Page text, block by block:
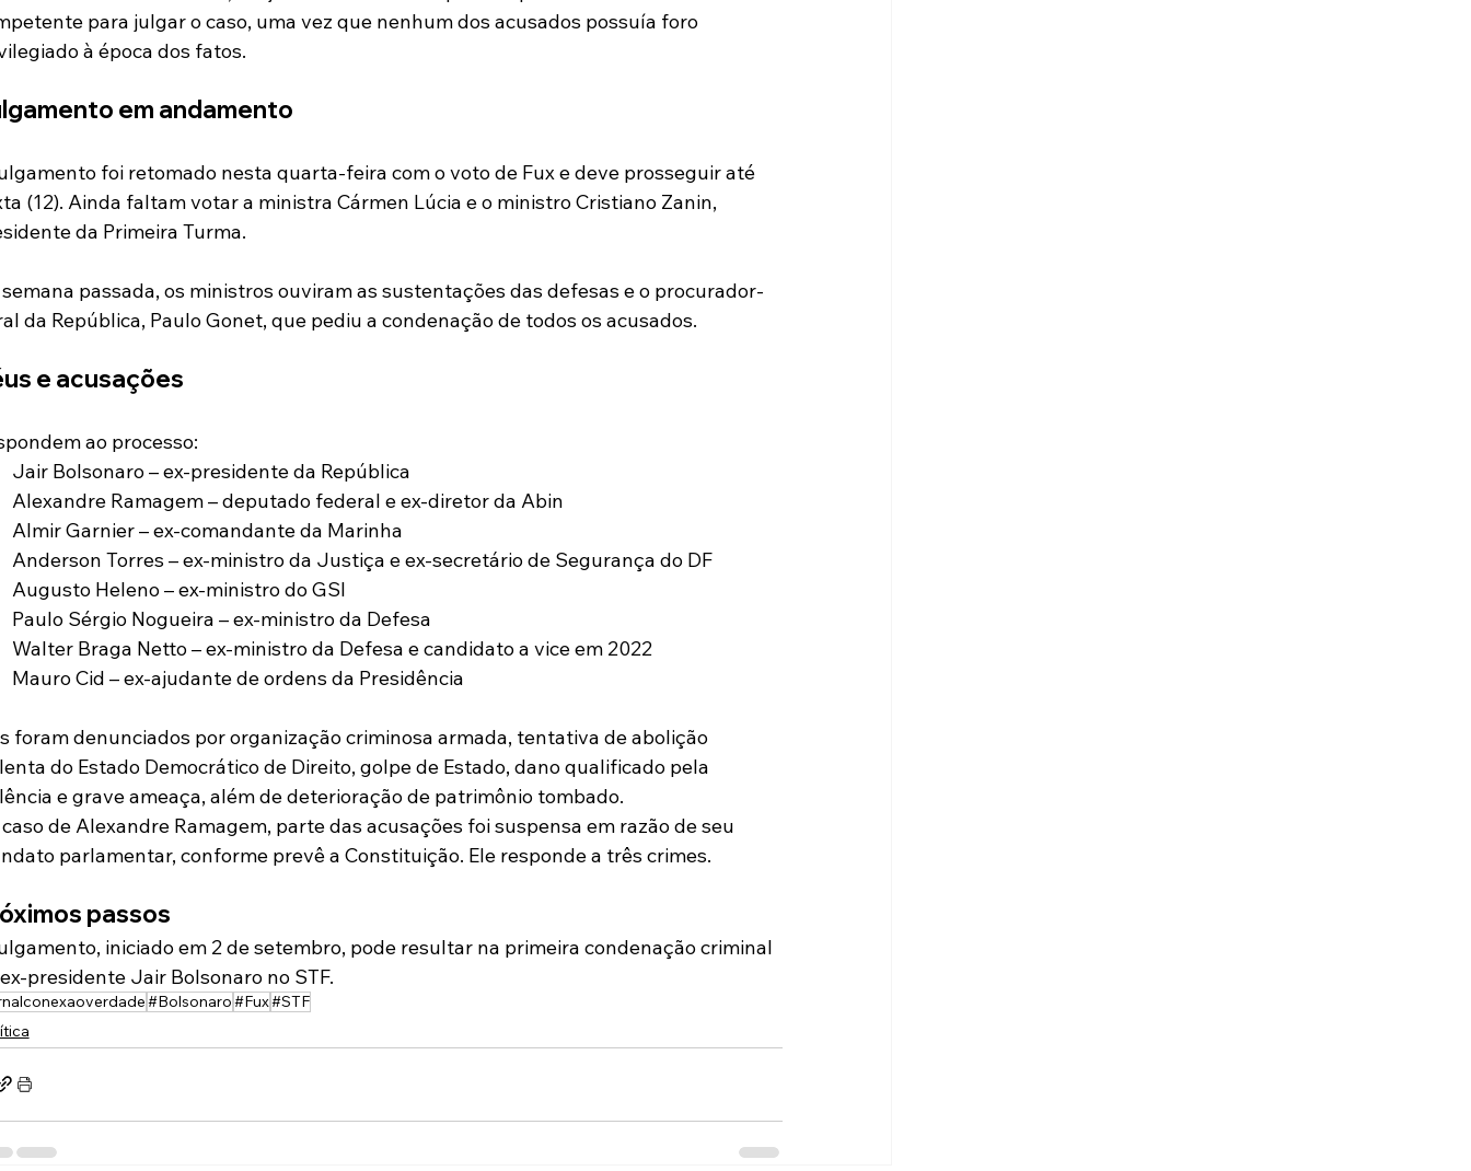
para julgar o caso, uma vez que nenhum dos acusados possuía foro
à época dos fatos.
em andamento
foi retomado nesta quarta-feira com o voto de Fux e deve prosseguir até
(12). Ainda faltam votar a ministra Cármen Lúcia e o ministro Cristiano Zanin,
da Primeira Turma.
passada, os ministros ouviram as sustentações das defesas e o procurador-
da República, Paulo Gonet, que pediu a condenação de todos os acusados.
e acusações
ao processo:
Jair Bolsonaro – ex-presidente da República
Alexandre Ramagem – deputado federal e ex-diretor da Abin
Almir Garnier – ex-comandante da Marinha
Anderson Torres – ex-ministro da Justiça e ex-secretário de Segurança do DF
Augusto Heleno – ex-ministro do GSI
Paulo Sérgio Nogueira – ex-ministro da Defesa
Walter Braga Netto – ex-ministro da Defesa e candidato a vice em 2022
Mauro Cid – ex-ajudante de ordens da Presidência
foram denunciados por organização criminosa armada, tentativa de abolição
do Estado Democrático de Direito, golpe de Estado, dano qualificado pela
e grave ameaça, além de deterioração de patrimônio tombado.
de Alexandre Ramagem, parte das acusações foi suspensa em razão de seu
parlamentar, conforme prevê a Constituição. Ele responde a três crimes.
passos
iniciado em 2 de setembro, pode resultar na primeira condenação criminal
presidente Jair Bolsonaro no STF.
#Bolsonaro#Fux#STF